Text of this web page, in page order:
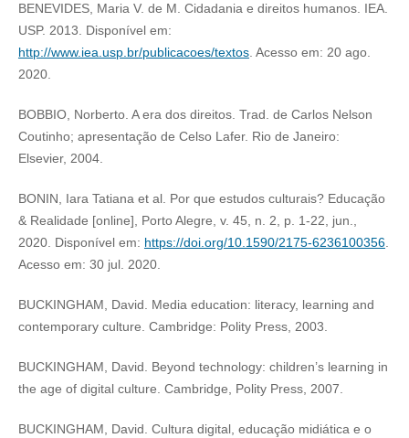
BENEVIDES, Maria V. de M. Cidadania e direitos humanos. IEA.
USP. 2013. Disponível em:
http://www.iea.usp.br/publicacoes/textos. Acesso em: 20 ago.
2020.
BOBBIO, Norberto. A era dos direitos. Trad. de Carlos Nelson
Coutinho; apresentação de Celso Lafer. Rio de Janeiro:
Elsevier, 2004.
BONIN, Iara Tatiana et al. Por que estudos culturais? Educação
& Realidade [online], Porto Alegre, v. 45, n. 2, p. 1-22, jun.,
2020. Disponível em: https://doi.org/10.1590/2175-6236100356.
Acesso em: 30 jul. 2020.
BUCKINGHAM, David. Media education: literacy, learning and
contemporary culture. Cambridge: Polity Press, 2003.
BUCKINGHAM, David. Beyond technology: children’s learning in
the age of digital culture. Cambridge, Polity Press, 2007.
BUCKINGHAM, David. Cultura digital, educação midiática e o